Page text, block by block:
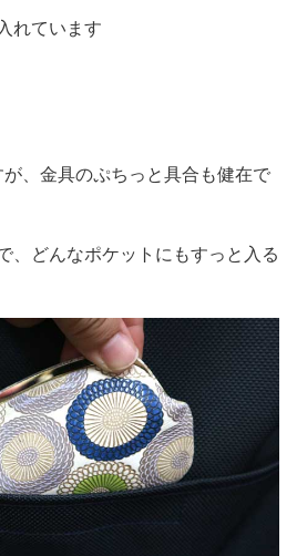
れています
、金具のぷちっと具合も健在で
、どんなポケットにもすっと入る